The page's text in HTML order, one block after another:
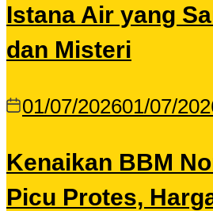
Istana Air yang
dan Misteri
01/07/202601/07/
Kenaikan BBM
Picu Protes,